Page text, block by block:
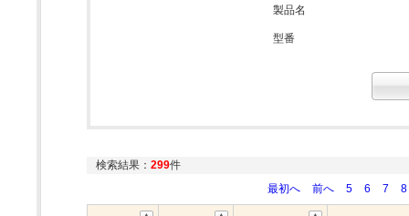
製品名
型番
検索結果： 299件
最初へ
前へ 5 6 7 8